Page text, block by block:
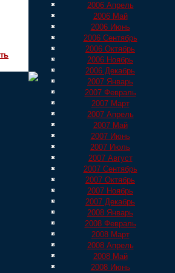
2006 Апрель
2006 Май
2006 Июнь
2006 Сентябрь
2006 Октябрь
2006 Ноябрь
2006 Декабрь
2007 Январь
2007 Февраль
2007 Март
2007 Апрель
2007 Май
2007 Июнь
2007 Июль
2007 Август
2007 Сентябрь
2007 Октябрь
2007 Ноябрь
2007 Декабрь
2008 Январь
2008 Февраль
2008 Март
2008 Апрель
2008 Май
2008 Июнь